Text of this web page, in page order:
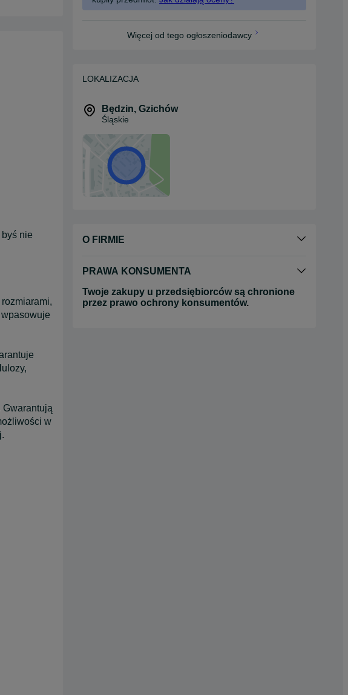
nie
Gwarantują
w
Więcej od tego ogłoszeniodawcy
LOKALIZACJA
Będzin, Gzichów
Śląskie
O FIRMIE
PRAWA KONSUMENTA
Twoje zakupy u przedsiębiorców są chronione
przez prawo ochrony konsumentów.